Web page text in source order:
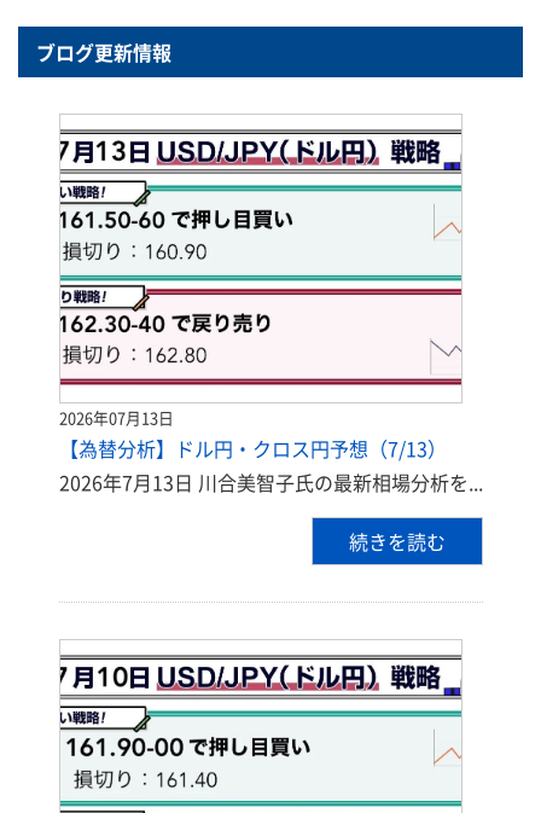
ブログ更新情報
2026年07月13日
【為替分析】ドル円・クロス円予想（7/13）
2026年7月13日 川合美智子氏の最新相場分析を...
続きを読む